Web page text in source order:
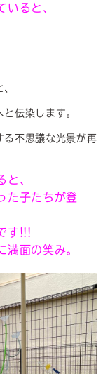
いると、
伝染します。
る不思議な光景が再
と、
た子たちが登
です!!!
満面の笑み。